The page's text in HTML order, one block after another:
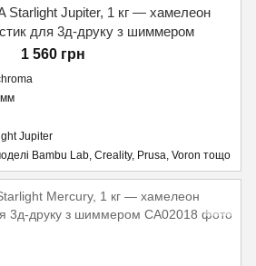
Starlight Jupiter, 1 кг — хамелеон
для 3д-друку з шиммером
1 560 грн
Jupiter
Bambu Lab, Creality, Prusa, Voron тощо